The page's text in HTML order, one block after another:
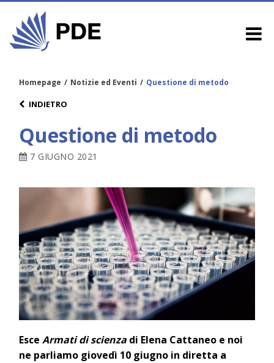
Homepage / Notizie ed Eventi / Questione di metodo
INDIETRO
Questione di metodo
7 GIUGNO 2021
Esce Armati di scienza di Elena Cattaneo e noi
ne parliamo giovedì 10 giugno in diretta a